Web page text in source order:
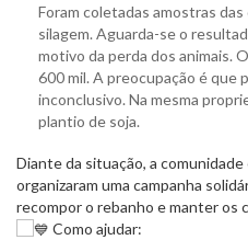
Foram coletadas amostras
silagem. Aguarda-se o
motivo da perda dos animais.
600 mil. A preocupação é que
inconclusivo. Na mesma
plantio de soja.
Diante da situação, a
organizaram uma campanha
recompor o rebanho e manter os
Como ajudar: